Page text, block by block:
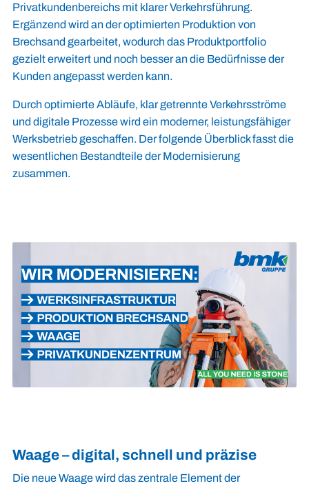
Privatkundenbereichs mit klarer Verkehrsführung.
Ergänzend wird an der optimierten Produktion von
Brechsand gearbeitet, wodurch das Produktportfolio
gezielt erweitert und noch besser an die Bedürfnisse der
Kunden angepasst werden kann.
Durch optimierte Abläufe, klar getrennte Verkehrsströme
und digitale Prozesse wird ein moderner, leistungsfähiger
Werksbetrieb geschaffen. Der folgende Überblick fasst die
wesentlichen Bestandteile der Modernisierung
zusammen.
Waage – digital, schnell und präzise
Die neue Waage wird das zentrale Element der